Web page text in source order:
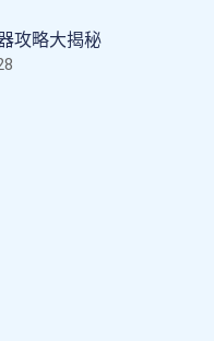
攻略大揭秘